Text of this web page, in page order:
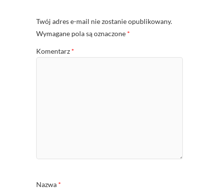
Twój adres e-mail nie zostanie opublikowany.
Wymagane pola są oznaczone *
Komentarz *
Nazwa *